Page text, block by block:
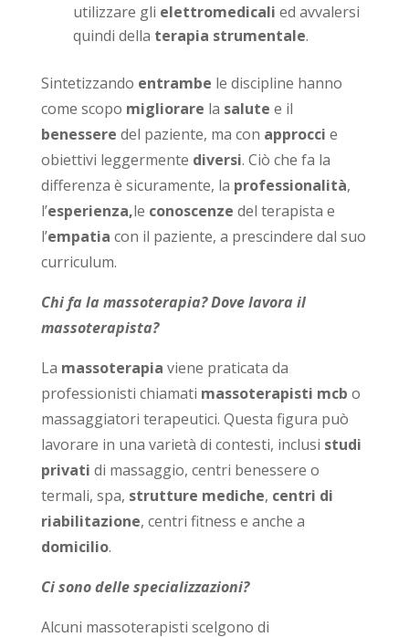
utilizzare gli elettromedicali ed avvalersi
quindi della terapia strumentale.
Sintetizzando entrambe le discipline hanno
come scopo migliorare la salute e il
benessere del paziente, ma con approcci e
obiettivi leggermente diversi. Ciò che fa la
differenza è sicuramente, la professionalità,
l’esperienza,le conoscenze del terapista e
l’empatia con il paziente, a prescindere dal suo
curriculum.
Chi fa la massoterapia? Dove lavora il
massoterapista?
La massoterapia viene praticata da
professionisti chiamati massoterapisti mcb o
massaggiatori terapeutici. Questa figura può
lavorare in una varietà di contesti, inclusi studi
privati di massaggio, centri benessere o
termali, spa, strutture mediche, centri di
riabilitazione, centri fitness e anche a
domicilio.
Ci sono delle specializzazioni?
Alcuni massoterapisti scelgono di